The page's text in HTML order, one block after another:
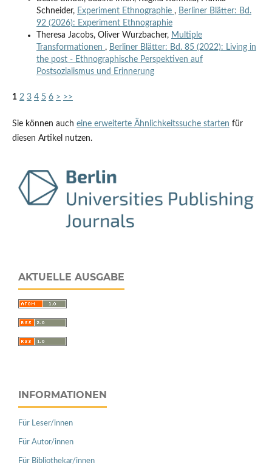
Schneider, Experiment Ethnographie , Berliner Blätter: Bd.
92 (2026): Experiment Ethnographie
Theresa Jacobs, Oliver Wurzbacher, Multiple
Transformationen , Berliner Blätter: Bd. 85 (2022): Living in
the post - Ethnographische Perspektiven auf
Postsozialismus und Erinnerung
1 2 3 4 5 6 > >>
Sie können auch eine erweiterte Ähnlichkeitssuche starten für
diesen Artikel nutzen.
AKTUELLE AUSGABE
INFORMATIONEN
Für Leser/innen
Für Autor/innen
Für Bibliothekar/innen